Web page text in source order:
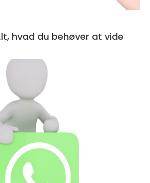
hvad du behøver at vide